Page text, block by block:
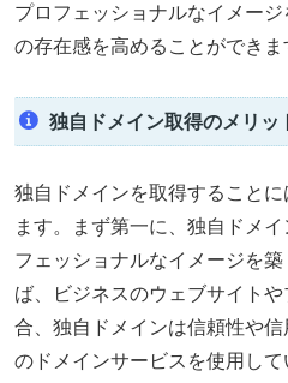
プロフェッショナルなイメー
の存在感を高めることができま
独自ドメイン取得のメリッ
独自ドメインを取得すること
ます。まず第一に、独自ドメ
フェッショナルなイメージを
ば、ビジネスのウェブサイト
合、独自ドメインは信頼性や
のドメインサービスを使用し